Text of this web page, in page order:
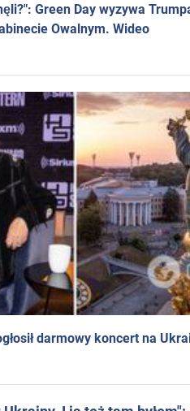
Green Day wyzywa
Owalnym. Wideo
darmowy koncert na